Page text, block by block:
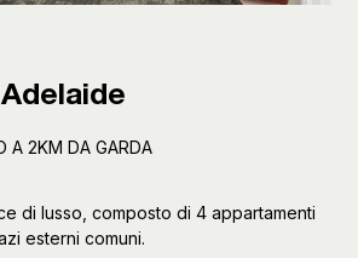
A 2KM DA GARDA
di lusso, composto di 4 appartamenti
esterni comuni.